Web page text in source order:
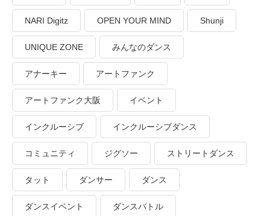
NARI Digitz OPEN YOUR MIND Shunji
UNIQUE ZONE みんなのダンス
アナーキー アートファンク
アートファンク大阪 イベント
インクルーシブ インクルーシブダンス
コミュニティ ジグソー ストリートダンス
タット ダンサー ダンス
ダンスイベント ダンスバトル